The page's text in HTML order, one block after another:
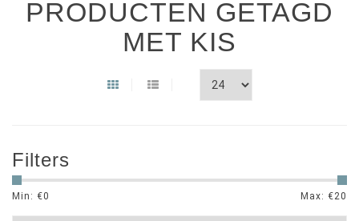
PRODUCTEN GETAGD
MET KIS
Filters
Min: €0 Max: €20